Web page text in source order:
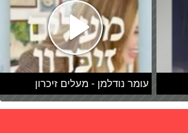
עומר נודלמן - מעלים זיכרון